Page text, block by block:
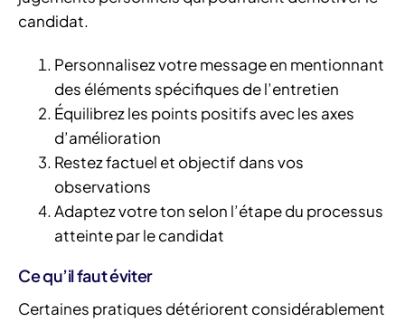
candidat.
Personnalisez votre message en mentionnant
des éléments spécifiques de l’entretien
Équilibrez les points positifs avec les axes
d’amélioration
Restez factuel et objectif dans vos
observations
Adaptez votre ton selon l’étape du processus
atteinte par le candidat
Ce qu’il faut éviter
Certaines pratiques détériorent considérablement